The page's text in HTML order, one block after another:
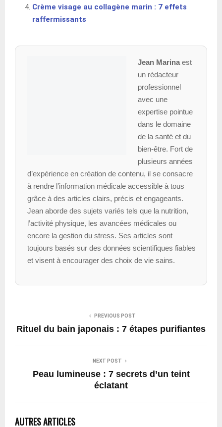
Crème visage au collagène marin : 7 effets
raffermissants
Jean Marinaest
un rédacteur
professionnel
avec une
expertise pointue
dans le domaine
de la santé et du
bien-être. Fort de
plusieurs années
d’expérience en création de contenu, il se consacre
à rendre l’information médicale accessible à tous
grâce à des articles clairs, précis et engageants.
Jean aborde des sujets variés tels que la nutrition,
l’activité physique, les avancées médicales ou
encore la gestion du stress. Ses articles sont
toujours basés sur des données scientifiques fiables
et visent à encourager des choix de vie sains.
PREVIOUS POST
Rituel du bain japonais : 7 étapes purifiantes
NEXT POST
Peau lumineuse : 7 secrets d’un teint
éclatant
AUTRES ARTICLES